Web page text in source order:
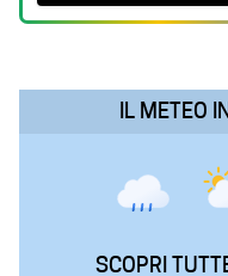
IL METEO
SCOPRI